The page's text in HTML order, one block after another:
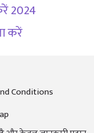
2024
करें
Conditions